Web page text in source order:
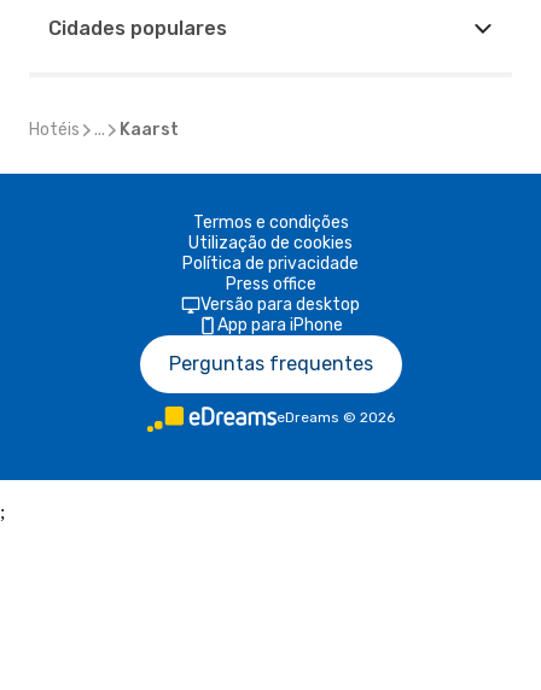
Cidades populares
Hotéis ... Kaarst
Termos e condições
Utilização de cookies
Política de privacidade
Press office
Versão para desktop
App para iPhone
Perguntas frequentes
eDreams © 2026
;